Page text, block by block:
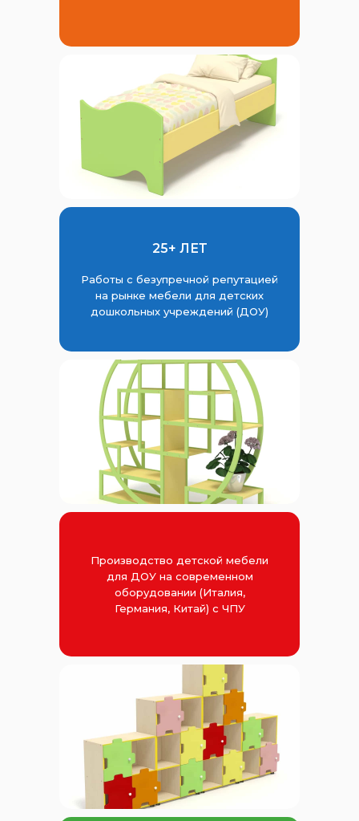
25+ ЛЕТ
Работы с безупречной репутацией
на рынке мебели для детских
дошкольных учреждений (ДОУ)
Производство детской мебели
для ДОУ на современном
оборудовании (Италия,
Германия, Китай) с ЧПУ